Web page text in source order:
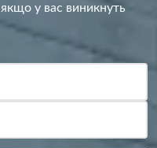
у вас виникнуть